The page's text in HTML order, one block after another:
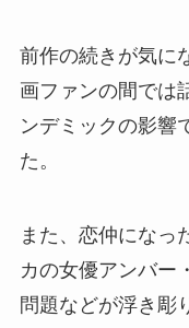
前作の続きが気に
画ファンの間では
ンデミックの影響
た。
また、恋仲になっ
カの女優アンバー
問題などが浮き彫